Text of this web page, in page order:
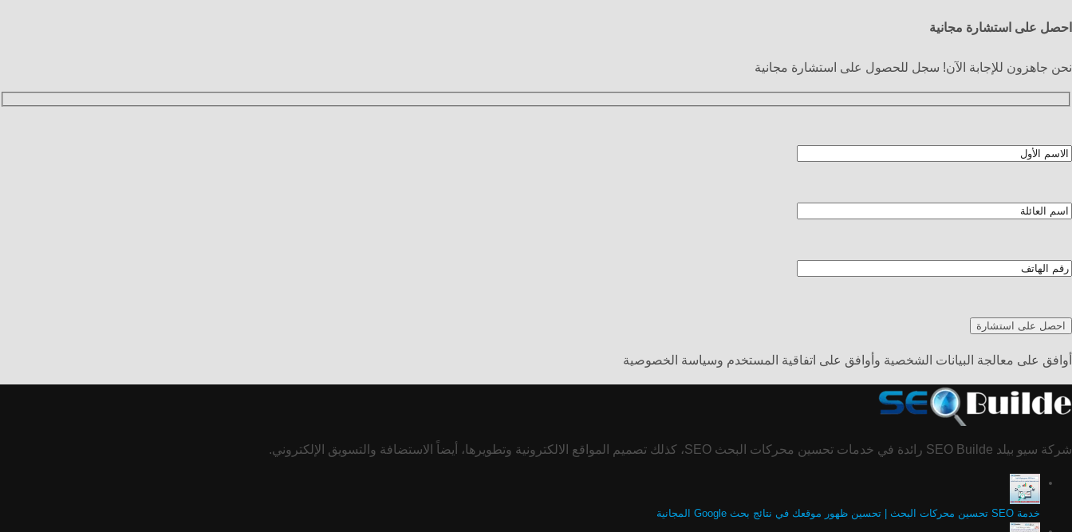
احصل على استشارة مجانية
نحن جاهزون للإجابة الآن! سجل للحصول على استشارة مجانية
أوافق على معالجة البيانات الشخصية وأوافق على اتفاقية المستخدم وسياسة الخصوصية
شركة سيو بيلد SEO Builde رائدة في خدمات تحسين محركات البحث SEO، كذلك تصميم المواقع الالكترونية وتطويرها، أيضاً الاستضافة والتسويق الإلكتروني.
خدمة SEO تحسين محركات البحث | تحسين ظهور موقعك في نتائج بحث Google المجانية